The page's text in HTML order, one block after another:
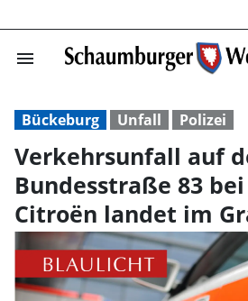
menu
Bückeburg Unfall Polizei
Verkehrsunfall auf
Bundesstraße 83
Citroën landet im